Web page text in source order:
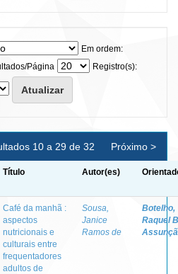
Em ordem:
Página
Registro(s):
10 a 29 de 32 Próximo >
Título Autor(es)
Café da manhã :
aspectos
nutricionais e
culturais entre
frequentadores
adultos de
Sousa,
Janice
Ramos de
Botelho,
Raquel